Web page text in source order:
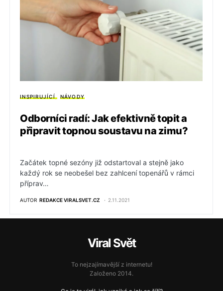
INSPIRUJÍCÍ NÁVODY
Odborníci radí: Jak efektivně topit a
připravit topnou soustavu na zimu?
Začátek topné sezóny již odstartoval a stejně jako
každý rok se neobešel bez zahlcení topenářů v rámci
příprav…
AUTOR REDAKCE VIRALSVET.CZ 2.11.2021
Viral Svět
To nejzajímavější z internetu!
Založeno 2014.